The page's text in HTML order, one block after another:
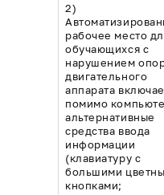
2)
рабочее место
обучающихся с
нарушением
двигательного
аппарата
помимо
альтернативные
средства ввода
информации
(клавиатуру с
большими
кнопками;